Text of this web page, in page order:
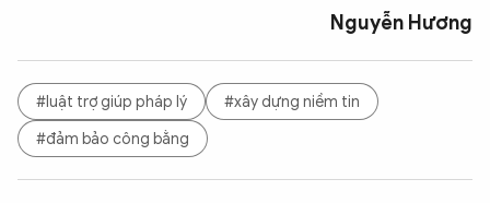
Nguyễn Hương
#luật trợ giúp pháp lý
#xây dựng niềm tin
#đảm bảo công bằng